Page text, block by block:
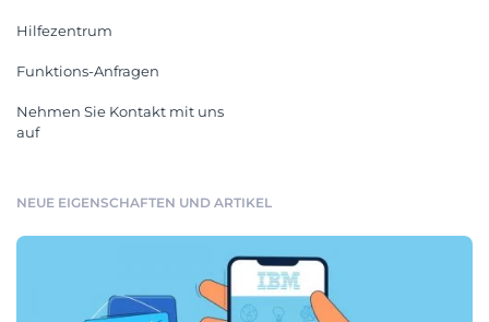
Hilfezentrum
Funktions-Anfragen
Nehmen Sie Kontakt mit uns
auf
NEUE EIGENSCHAFTEN UND ARTIKEL